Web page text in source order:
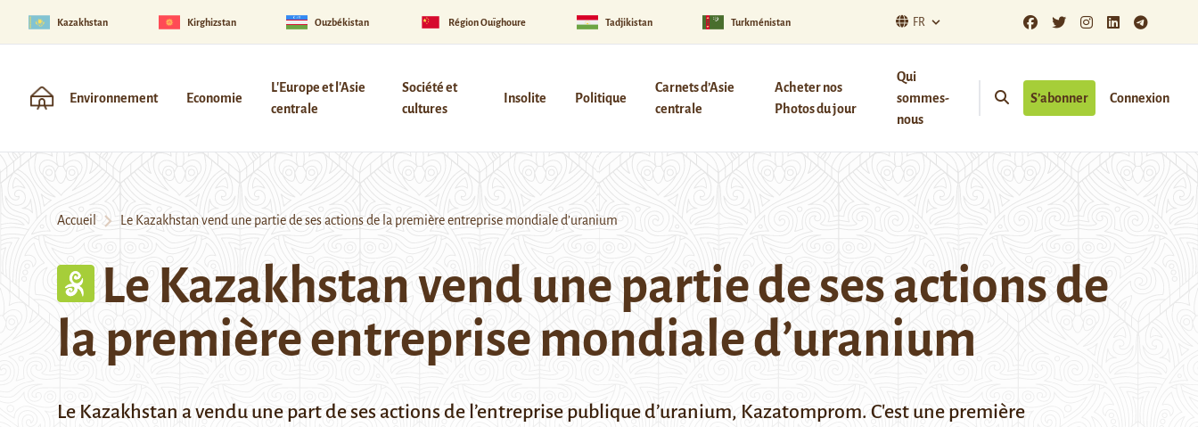
Kazakhstan Kirghizstan Ouzbékistan Région Ouïghoure Tadjikistan Turkménistan FR
Environnement Economie
L'Europe et l'Asie
centrale
Société et
cultures
Insolite Politique
Carnets d’Asie
centrale
Acheter nos
Photos du jour
Qui
sommes-
nous
S’abonner Connexion
Accueil Le Kazakhstan vend une partie de ses actions de la première entreprise mondiale d’uranium
Le Kazakhstan vend une partie de ses actions de
la première entreprise mondiale d’uranium
Le Kazakhstan a vendu une part de ses actions de l’entreprise publique d’uranium, Kazatomprom. C'est une première